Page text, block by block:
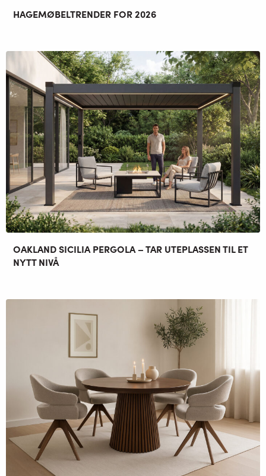
HAGEMØBELTRENDER FOR 2026
OAKLAND SICILIA PERGOLA – TAR UTEPLASSEN TIL ET
NYTT NIVÅ